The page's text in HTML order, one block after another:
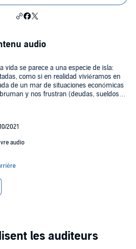
audio
vida se parece a una especie de isla:
como si en realidad viviéramos en
de un mar de situaciones económicas
y nos frustran (deudas, sueldos
miedos). Como si fuéramos un tipo de
¿cómo sobrevivir y escapar
que lleva de la mano a quien apenas
del Mercadeo en Red para que logre
el éxito se encuentra en principios muy
ser tan obvios, muchas veces se
lo encontraremos en un árbol de
en acción, este árbol nos puede
para empezar a construir un
(P)2021 Mario Rodríguez Padrés